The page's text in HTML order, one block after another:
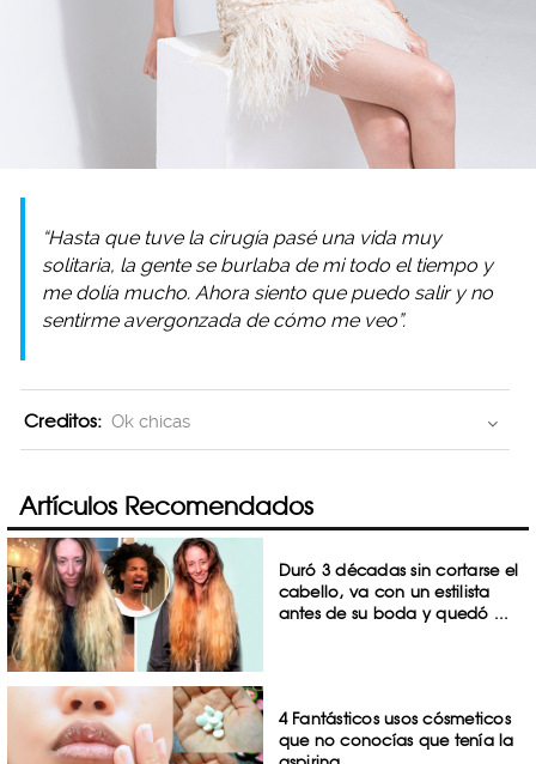
“Hasta que tuve la cirugía pasé una vida muy
solitaria, la gente se burlaba de mi todo el tiempo y
me dolía mucho. Ahora siento que puedo salir y no
sentirme avergonzada de cómo me veo”.
Creditos: Ok chicas
Artículos Recomendados
Duró 3 décadas sin cortarse el
cabello, va con un estilista
antes de su boda y quedó ...
4 Fantásticos usos cósmeticos
que no conocías que tenía la